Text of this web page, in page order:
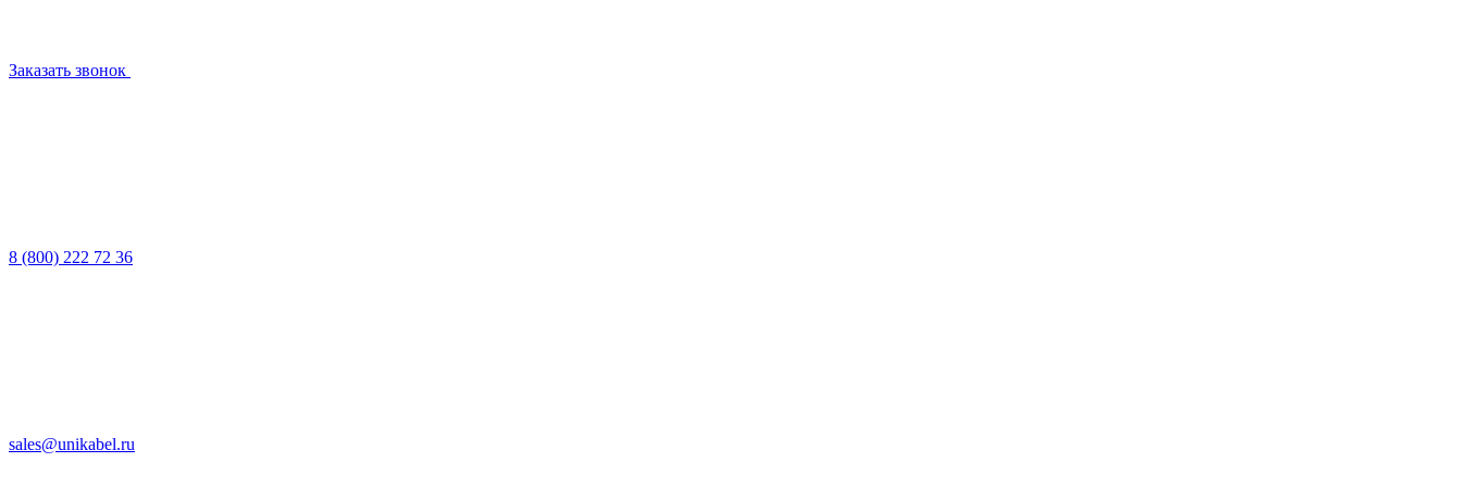
Заказать звонок
8 (800) 222 72 36
sales@unikabel.ru